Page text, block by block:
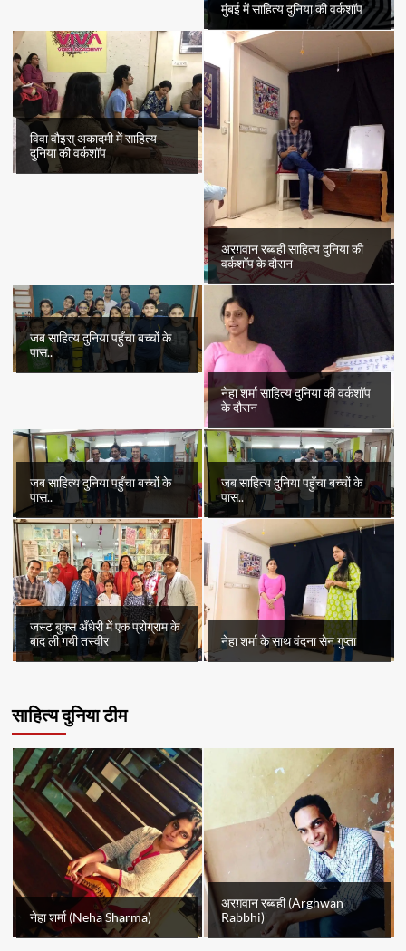
मुंबई में साहित्य दुनिया की वर्कशॉप
विवा वौइस् अकादमी में साहित्य
दुनिया की वर्कशॉप
अरग़वान रब्बही साहित्य दुनिया की
वर्कशॉप के दौरान
जब साहित्य दुनिया पहुँचा बच्चों के
पास..
नेहा शर्मा साहित्य दुनिया की वर्कशॉप
के दौरान
जब साहित्य दुनिया पहुँचा बच्चों के
पास..
जब साहित्य दुनिया पहुँचा बच्चों के
पास..
जस्ट बुक्स अँधेरी में एक प्रोग्राम के
बाद ली गयी तस्वीर
नेहा शर्मा के साथ वंदना सेन गुप्ता
साहित्य दुनिया टीम
नेहा शर्मा (Neha Sharma)
अरग़वान रब्बही (Arghwan
Rabbhi)